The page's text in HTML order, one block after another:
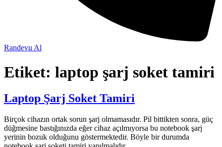
Randevu Al
Etiket: laptop şarj soket tamiri
Laptop Şarj Soket Tamiri
Birçok cihazın ortak sorun şarj olmamasıdır. Pil bittikten sonra, güç
düğmesine bastığınızda eğer cihaz açılmıyorsa bu notebook şarj
yerinin bozuk olduğunu göstermektedir. Böyle bir durumda